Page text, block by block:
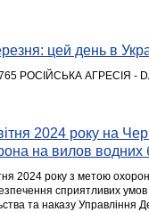
цей день в
РОСІЙСЬКА АГРЕСІЯ -
2024 року на
на вилов водних
2024 року з метою
сприятливих умов
та наказу Управління